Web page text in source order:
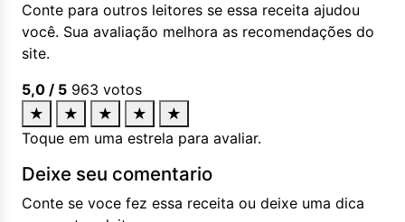
Conte para outros leitores se essa receita ajudou
você. Sua avaliação melhora as recomendações do
site.
5,0 / 5 963 votos
★
★ ★ ★
★
Toque em uma estrela para avaliar.
Deixe seu comentario
Conte se voce fez essa receita ou deixe uma dica